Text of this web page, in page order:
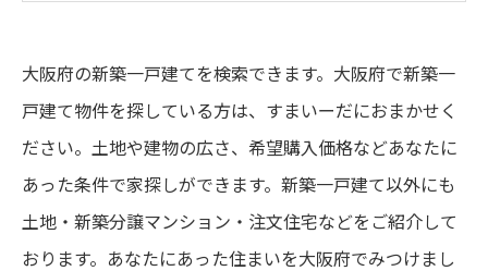
大阪府の新築一戸建てを検索できます。大阪府で新築一
戸建て物件を探している方は、すまいーだにおまかせく
ださい。土地や建物の広さ、希望購入価格などあなたに
あった条件で家探しができます。新築一戸建て以外にも
土地・新築分譲マンション・注文住宅などをご紹介して
おります。あなたにあった住まいを大阪府でみつけまし